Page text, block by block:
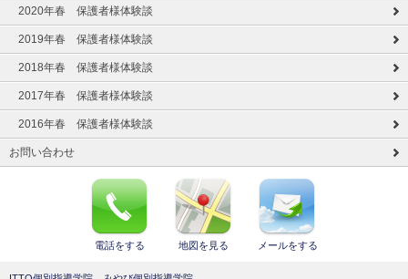
2020年春 保護者様体験談
2019年春 保護者様体験談
2018年春 保護者様体験談
2017年春 保護者様体験談
2016年春 保護者様体験談
お問い合わせ
電話をする 地図を見る メールをする